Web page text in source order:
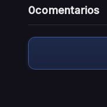
0comentarios